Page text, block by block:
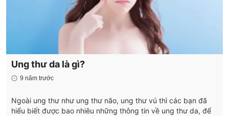
Ung thư da là gì?
9 năm trước
Ngoài ung thư như ung thư não, ung thư vú thì các bạn đã
hiểu biết được bao nhiêu những thông tin về ung thư da, để